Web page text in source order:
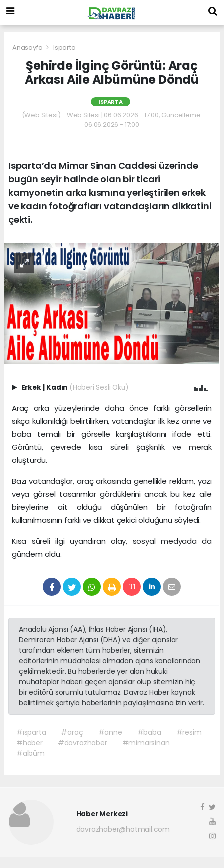
Anasayfa Isparta
Şehirde İlginç Görüntü: Araç
Arkası Aile Albümüne Döndü
ISPARTA
(Web Sitesi) - Web Sitesi | 06.06.2026 - 17:00, Güncelleme:
06.06.2026 - 17:00
Isparta’da Mimar Sinan Caddesi üzerinde
bugün seyir halinde olan bir ticari
kamyonetin arka kısmına yerleştirilen erkek
ve kadın fotoğrafları vatandaşların dikkatini
çekti.
Erkek | Kadın (Haberi Sesli Oku)
Araç arka yüzeylerinde daha önce farklı görsellerin
sıkça kullanıldığı belirtilirken, vatandaşlar ilk kez anne ve
baba temalı bir görselle karşılaştıklarını ifade etti.
Görüntü, çevrede kısa süreli şaşkınlık ve merak
oluşturdu.
Bazı vatandaşlar, araç arkasında genellikle reklam, yazı
veya görsel tasarımlar gördüklerini ancak bu kez aile
bireylerine ait olduğu düşünülen bir fotoğrafın
kullanılmasının farklı ve dikkat çekici olduğunu söyledi.
Kısa süreli ilgi uyandıran olay, sosyal medyada da
gündem oldu.
Anadolu Ajansı (AA), İhlas Haber Ajansı (İHA),
Demirören Haber Ajansı (DHA) ve diğer ajanslar
tarafından eklenen tüm haberler, sitemizin
editörlerinin müdahalesi olmadan ajans kanallarından
çekilmektedir. Bu haberlerde yer alan hukuki
muhataplar haberi geçen ajanslar olup sitemizin hiç
bir editörü sorumlu tutulamaz. Davraz Haber kaynak
belirtilmek şartıyla haberlerinin paylaşılmasına izin verir.
#ısparta #araç #anne #baba
#resim
#haber
#davrazhaber
#mimarsinan
#albüm
Haber Merkezi
davrazhaber@hotmail.com